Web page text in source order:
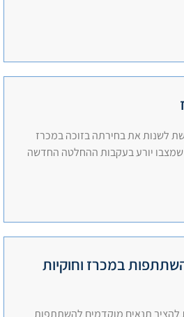
לשנות את בחירתה בזוכה במכרז
שמצבו יורע בעקבות ההחלטה החדשה
במכרז וחוקיות